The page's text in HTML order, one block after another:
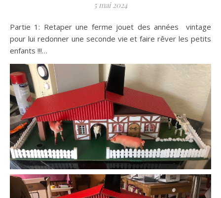
5 mai 2024
Partie 1: Retaper une ferme jouet des années vintage
pour lui redonner une seconde vie et faire rêver les petits
enfants !!!…